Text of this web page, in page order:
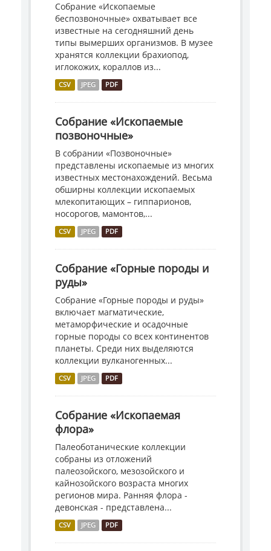
Собрание «Ископаемые
беспозвоночные» охватывает все
известные на сегодняшний день
типы вымерших организмов. В музее
хранятся коллекции брахиопод,
иглокожих, кораллов из...
CSV JPEG PDF
Собрание «Ископаемые
позвоночные»
В собрании «Позвоночные»
представлены ископаемые из многих
известных местонахождений. Весьма
обширны коллекции ископаемых
млекопитающих – гиппарионов,
носорогов, мамонтов,...
CSV JPEG PDF
Собрание «Горные породы и
руды»
Собрание «Горные породы и руды»
включает магматические,
метаморфические и осадочные
горные породы со всех континентов
планеты. Среди них выделяются
коллекции вулканогенных...
CSV JPEG PDF
Собрание «Ископаемая
флора»
Палеоботанические коллекции
собраны из отложений
палеозойского, мезозойского и
кайнозойского возраста многих
регионов мира. Ранняя флора -
девонская - представлена...
CSV JPEG PDF